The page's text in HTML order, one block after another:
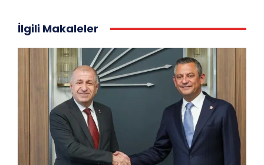
İlgili Makaleler